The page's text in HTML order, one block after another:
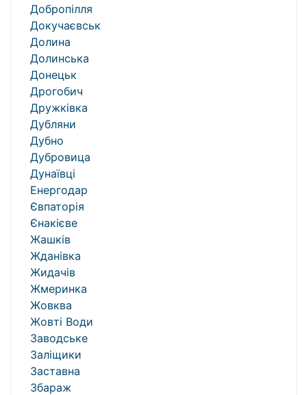
Добропілля
Докучаєвськ
Долина
Долинська
Донецьк
Дрогобич
Дружківка
Дубляни
Дубно
Дубровица
Дунаївці
Енергодар
Євпаторія
Єнакієве
Жашків
Жданівка
Жидачів
Жмеринка
Жовква
Жовті Води
Заводське
Заліщики
Заставна
Збараж